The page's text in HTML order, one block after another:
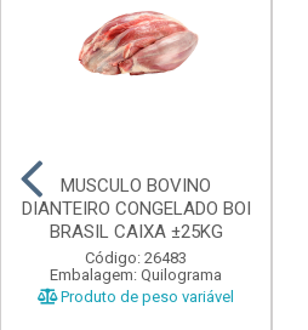
MUSCULO BOVINO
DIANTEIRO CONGELADO BOI
BRASIL CAIXA ±25KG
Código: 26483
Embalagem: Quilograma
Produto de peso variável